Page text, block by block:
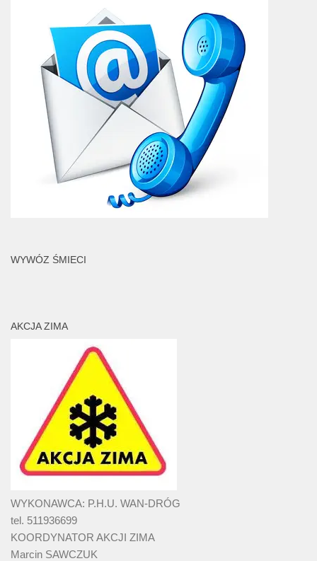
WYWÓZ ŚMIECI
AKCJA ZIMA
WYKONAWCA: P.H.U. WAN-DRÓG
tel. 511936699
KOORDYNATOR AKCJI ZIMA
Marcin SAWCZUK